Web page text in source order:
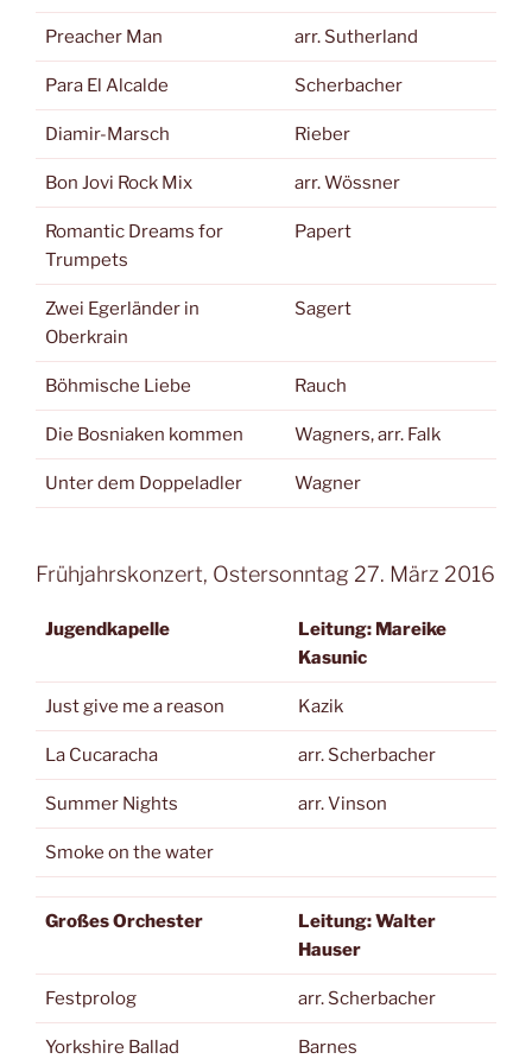
Preacher Man arr. Sutherland
Para El Alcalde Scherbacher
Diamir-Marsch Rieber
Bon Jovi Rock Mix arr. Wössner
Romantic Dreams for
Trumpets
Papert
Zwei Egerländer in
Oberkrain
Sagert
Böhmische Liebe Rauch
Die Bosniaken kommen Wagners, arr. Falk
Unter dem Doppeladler Wagner
Frühjahrskonzert, Ostersonntag 27. März 2016
Jugendkapelle
Leitung: Mareike
Kasunic
Just give me a reason Kazik
La Cucaracha arr. Scherbacher
Summer Nights arr. Vinson
Smoke on the water
Großes Orchester
Leitung: Walter
Hauser
Festprolog arr. Scherbacher
Yorkshire Ballad Barnes